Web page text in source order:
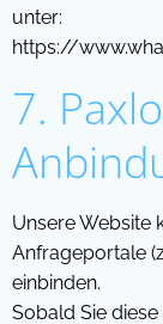
unter:
https://
7.
Unsere Website
Anfrageportale
einbinden.
Sobald Sie